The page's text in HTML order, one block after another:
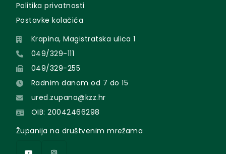
Politika privatnosti
Postavke kolačića
Krapina, Magistratska ulica 1
049/329-111
049/329-255
Radnim danom od 7 do 15
ured.zupana@kzz.hr
OIB: 20042466298
Županija na društvenim mrežama